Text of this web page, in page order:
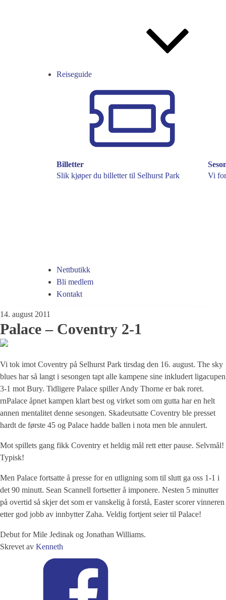
Reiseguide
Billetter
Slik kjøper du billetter til Selhurst Park Vi
Nettbutikk
Bli medlem
Kontakt
14. august 2011
Palace – Coventry 2-1
Vi tok imot Coventry på Selhurst Park tirsdag den 16. august. The sky
blues har så langt i sesongen tapt alle kampene sine inkludert ligacupen
3-1 mot Bury. Tidligere Palace spiller Andy Thorne er bak roret.
rnPalace åpnet kampen klart best og virket som om gutta har en helt
annen mentalitet denne sesongen. Skadeutsatte Coventry ble presset
hardt de første 45 og Palace hadde ballen i nota men ble annulert.
Mot spillets gang fikk Coventry et heldig mål rett etter pause. Selvmål!
Typisk!
Men Palace fortsatte å presse for en utligning som til slutt ga oss 1-1 i
det 90 minutt. Sean Scannell fortsetter å imponere. Nesten 5 minutter
på overtid så skjer det som er vanskelig å forstå, Easter scorer vinneren
etter god jobb av innbytter Zaha. Veldig fortjent seier til Palace!
Debut for Mile Jedinak og Jonathan Williams.
Skrevet av Kenneth